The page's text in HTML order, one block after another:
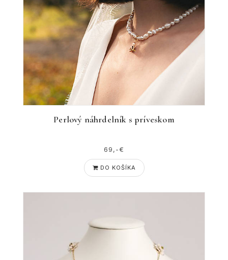
Perlový náhrdelník s príveskom
69,-€
DO KOŠÍKA